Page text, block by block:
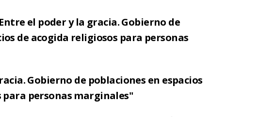
el poder y la gracia. Gobierno de
de acogida religiosos para personas
Gobierno de poblaciones en espacios
para personas marginales"